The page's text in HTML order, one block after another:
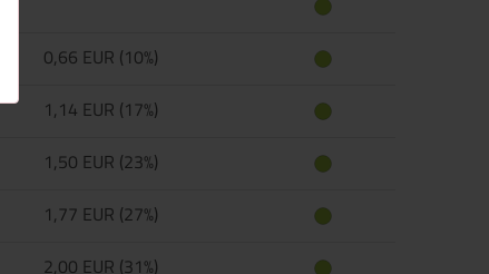
0,66 EUR (10%)
1,14 EUR (17%)
1,50 EUR (23%)
1,77 EUR (27%)
2,00 EUR (31%)